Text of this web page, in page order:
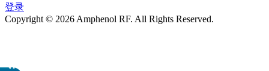
登录
Copyright © 2026 Amphenol RF. All Rights Reserved.